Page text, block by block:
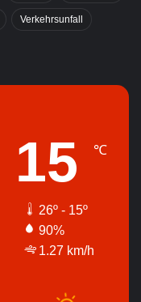
Verkehrsunfall
15 ℃
26º - 15º
90%
1.27 km/h